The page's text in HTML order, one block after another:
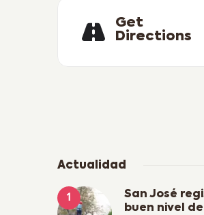
Get
Directions
Actualidad
San José
buen nivel de